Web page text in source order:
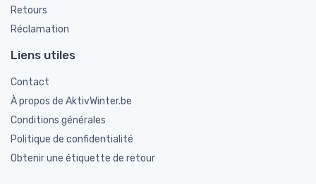
Retours
Réclamation
Liens utiles
Contact
À propos de AktivWinter.be
Conditions générales
Politique de confidentialité
Obtenir une étiquette de retour